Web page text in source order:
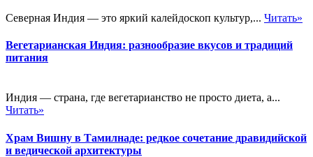
Северная Индия — это яркий калейдоскоп культур,... Читать»
Вегетарианская Индия: разнообразие вкусов и традиций
питания
Индия — страна, где вегетарианство не просто диета, а...
Читать»
Храм Вишну в Тамилнаде: редкое сочетание дравидийской
и ведической архитектуры